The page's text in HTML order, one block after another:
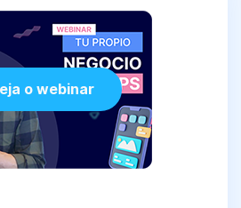
o webinar